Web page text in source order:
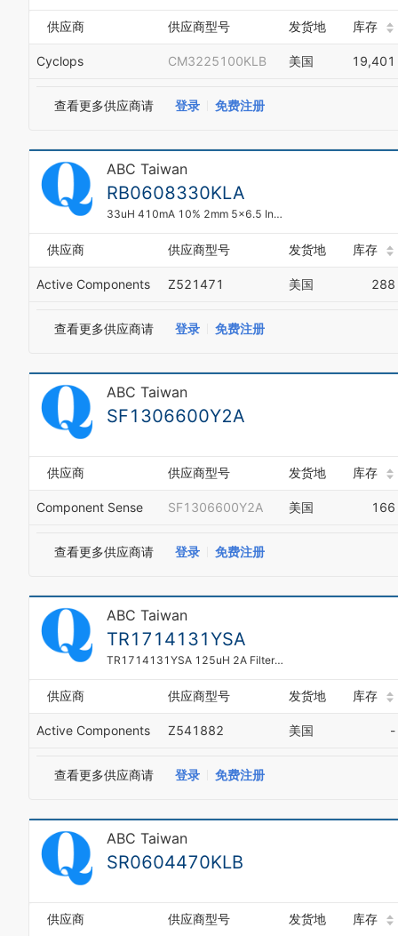
供应商 供应商型号 发货地 库存
Cyclops CM3225100KLB 美国 19,401
查看更多供应商请 登录 免费注册
ABC Taiwan
RB0608330KLA
33uH 410mA 10% 2mm 5x6.5 Inductor RB0608330KLA
供应商 供应商型号 发货地 库存
Active Components Z521471 美国 288
查看更多供应商请 登录 免费注册
ABC Taiwan
SF1306600Y2A
供应商 供应商型号 发货地 库存
Component Sense SF1306600Y2A 美国 166
查看更多供应商请 登录 免费注册
ABC Taiwan
TR1714131YSA
TR1714131YSA 125uH 2A Filter Coil
供应商 供应商型号 发货地 库存
Active Components Z541882 美国 -
查看更多供应商请 登录 免费注册
ABC Taiwan
SR0604470KLB
供应商 供应商型号 发货地 库存